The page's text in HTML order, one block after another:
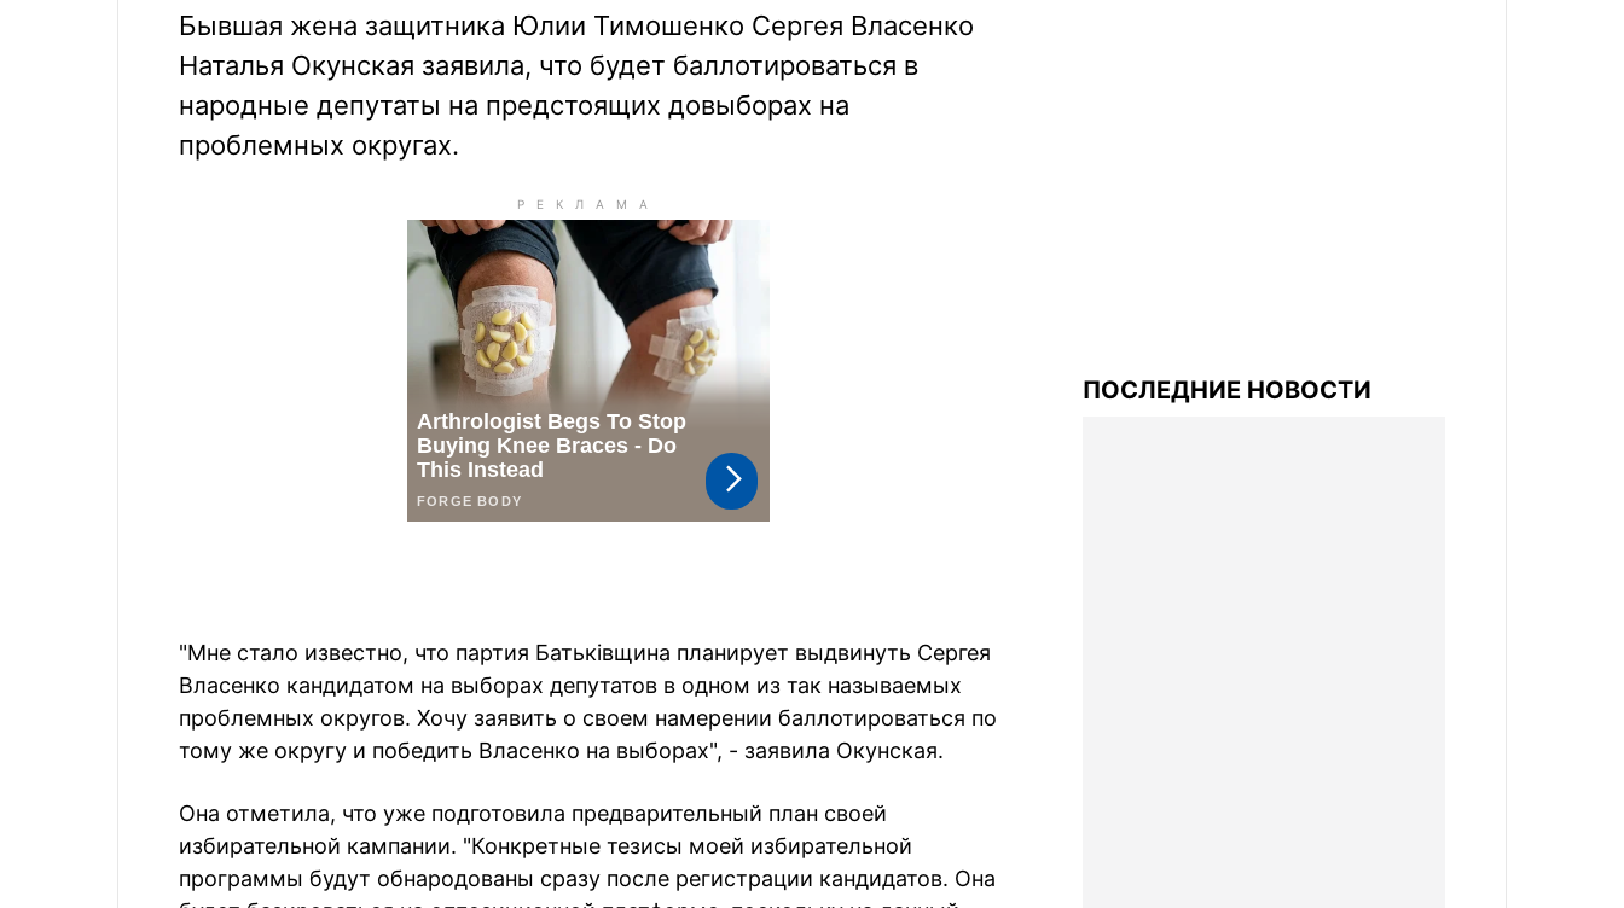
Бывшая жена защитника Юлии Тимошенко Сергея Власенко
Наталья Окунская заявила, что будет баллотироваться в
народные депутаты на предстоящих довыборах на
проблемных округах.
"Мне стало известно, что партия Батьківщина планирует выдвинуть Сергея
Власенко кандидатом на выборах депутатов в одном из так называемых
проблемных округов. Хочу заявить о своем намерении баллотироваться по
тому же округу и победить Власенко на выборах", - заявила Окунская.
Она отметила, что уже подготовила предварительный план своей
избирательной кампании. "Конкретные тезисы моей избирательной
программы будут обнародованы сразу после регистрации кандидатов. Она
ПОСЛЕДНИЕ НОВОСТИ